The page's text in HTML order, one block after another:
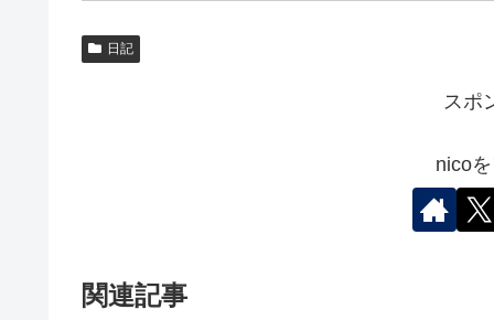
日記
スポ
nico
関連記事